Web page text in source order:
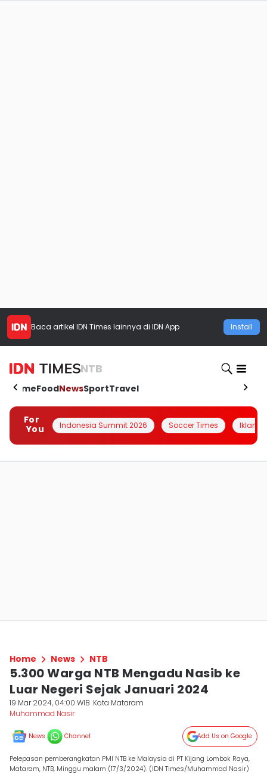
Baca artikel IDN Times lainnya di IDN App Install
NTB
HomeFoodNewsSportTravel
For
You
Indonesia Summit 2026 Soccer Times Iklanin
Home News NTB
5.300 Warga NTB Mengadu Nasib ke
Luar Negeri Sejak Januari 2024
19 Mar 2024, 04:00 WIB Kota Mataram
Muhammad Nasir
News Channel Add Us on Google
Pelepasan pemberangkatan PMI NTB ke Malaysia di PT Kijang Lombok Raya,
Mataram, NTB, Minggu malam (17/3/2024). (IDN Times/Muhammad Nasir)